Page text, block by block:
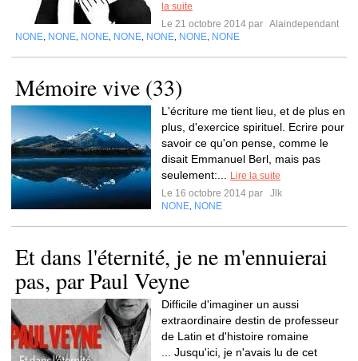
la suite
Le 21 octobre 2014 par Alaindependant
NONE NONE NONE NONE NONE NONE NONE
Mémoire vive (33)
L'écriture me tient lieu, et de plus en
plus, d'exercice spirituel. Ecrire pour
savoir ce qu'on pense, comme le
disait Emmanuel Berl, mais pas
seulement:...
Lire la suite
Le 16 octobre 2014 par
Jlk
NONE NONE
Et dans l'éternité, je ne m'ennuierai
pas, par Paul Veyne
Difficile d'imaginer un aussi
extraordinaire destin de professeur
de Latin et d'histoire romaine
... Jusqu'ici, je n'avais lu de cet